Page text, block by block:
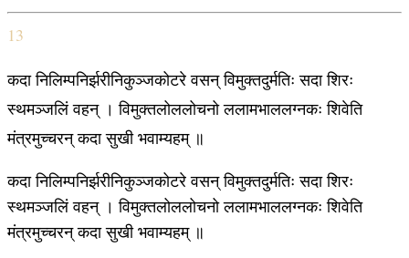
13
कदा निलिम्पनिर्झरीनिकुञ्जकोटरे वसन् विमुक्तदुर्मतिः सदा शिरः
स्थमञ्जलिं वहन् । विमुक्तलोललोचनो ललामभाललग्नकः शिवेति
मंत्रमुच्चरन् कदा सुखी भवाम्यहम् ॥
कदा निलिम्पनिर्झरीनिकुञ्जकोटरे वसन् विमुक्तदुर्मतिः सदा शिरः
स्थमञ्जलिं वहन् । विमुक्तलोललोचनो ललामभाललग्नकः शिवेति
मंत्रमुच्चरन् कदा सुखी भवाम्यहम् ॥